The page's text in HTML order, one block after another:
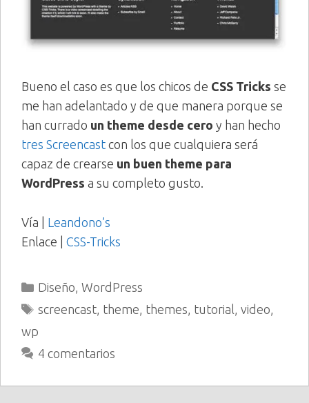
Bueno el caso es que los chicos de CSS Tricks se
me han adelantado y de que manera porque se
han currado un theme desde cero y han hecho
tres Screencast con los que cualquiera será
capaz de crearse un buen theme para
WordPress a su completo gusto.
Vía | Leandono’s
Enlace | CSS-Tricks
Categorías
Diseño WordPress
Etiquetas
screencast, theme themes tutorial video
wp
4 comentarios